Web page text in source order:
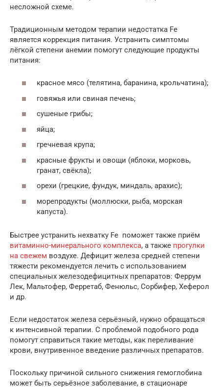
несложной схеме.
Традиционным методом терапии недостатка Fe
является коррекция питания. Устранить симптомы
лёгкой степени анемии помогут следующие продукты
питания:
красное мясо (телятина, баранина, крольчатина);
говяжья или свиная печень;
сушеные грибы;
яйца;
гречневая крупа;
красные фрукты и овощи (яблоки, морковь,
гранат, свёкла);
орехи (грецкие, фундук, миндаль, арахис);
морепродукты (моллюски, рыба, морская
капуста).
Быстрее устранить нехватку Fe поможет также приём
витаминно-минерального комплекса, а также прогулки
на свежем воздухе. Дефицит железа средней степени
тяжести рекомендуется лечить с использованием
специальных железодефицитных препаратов: Феррум
Лек, Мальтофер, Ферретаб, Фенюльс, Сорбифер, Хеферол
и др.
Если недостаток железа серьёзный, нужно обращаться
к интенсивной терапии. С проблемой подобного рода
помогут справиться такие методы, как переливание
крови, внутривенное введение различных препаратов.
Поскольку причиной сильного снижения гемоглобина
может быть серьёзное заболевание, в стационаре